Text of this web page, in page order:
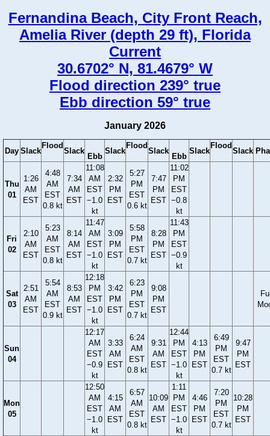
Fernandina Beach, City Front Reach,
Amelia River (depth 29 ft), Florida
Current
30.6702° N, 81.4679° W
Flood direction 239° true
Ebb direction 59° true
January 2026
Day Slack
Flood
Slack
Ebb
Slack
Flood
Slack
Ebb
Slack
Flood
Slack
Thu
01
1:26
AM
EST
4:48
AM
EST
0.8 kt
7:34
AM
EST
11:08
AM
EST
−1.0
kt
2:32
PM
EST
5:27
PM
EST
0.6 kt
7:47
PM
EST
11:02
PM
EST
−0.8
kt
Fri
02
2:10
AM
EST
5:23
AM
EST
0.8 kt
8:14
AM
EST
11:47
AM
EST
−1.0
kt
3:09
PM
EST
5:58
PM
EST
0.7 kt
8:28
PM
EST
11:43
PM
EST
−0.9
kt
Sat
03
2:51
AM
EST
5:54
AM
EST
0.9 kt
8:53
AM
EST
12:18
PM
EST
−1.0
kt
3:42
PM
EST
6:23
PM
EST
0.7 kt
9:08
PM
EST
Sun
04
12:17
AM
EST
−0.9
kt
3:33
AM
EST
6:24
AM
EST
0.8 kt
9:31
AM
EST
12:44
PM
EST
−1.0
kt
4:13
PM
EST
6:49
PM
EST
0.7 kt
9:47
PM
EST
Mon
05
12:50
AM
EST
−1.0
kt
4:15
AM
EST
6:57
AM
EST
0.8 kt
10:09
AM
EST
1:11
PM
EST
−1.0
kt
4:46
PM
EST
7:20
PM
EST
0.7 kt
10:28
PM
EST